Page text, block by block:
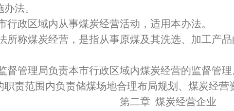
法。
行政区域内从事煤炭经营活动，适用本办法。
所称煤炭经营，是指从事原煤及其洗选、加工产
督管理局负责本市行政区域内煤炭经营的监督管
职责范围内负责储煤场地合理布局规划、 煤炭经营
第二章 煤炭经营企业